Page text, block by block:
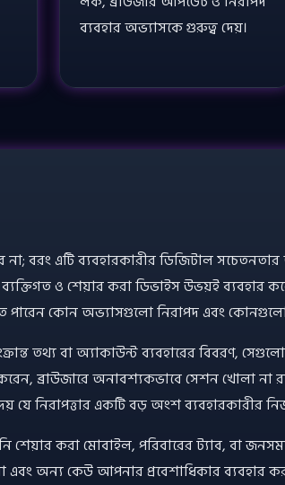
ব্যবহার অভ্যাসকে গুরুত্ব দেয়।
বরং এটি ব্যবহারকারীর ডিজিটাল
ও শেয়ার করা ডিভাইস উভয়ই ব্যবহার
পারেন কোন অভ্যাসগুলো নিরাপদ এবং কোনগুলো
তথ্য বা অ্যাকাউন্ট ব্যবহারের বিবরণ,
ব্রাউজারে অনাবশ্যকভাবে সেশন খোলা না
যে নিরাপত্তার একটি বড় অংশ ব্যবহারকারীর
করা মোবাইল, পরিবারের ট্যাব, বা
অন্য কেউ আপনার প্রবেশাধিকার ব্যবহার